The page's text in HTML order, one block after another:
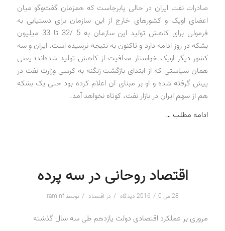
صادرات نفت ایران در حالی پابرجاست که همزمان گفت‌وگو میان
اعضای اوپک و کشورهای خارج از این سازمان برای دستیابی به
فرمولی برای کاهش تولید این سازمان به 5 /32 تا 33 میلیون
بشکه در روز ادامه دارد و تاکنون به نتیجه نرسیده است. ایران و سه
کشور دیگر اوپک خواستار معافیت از کاهش تولید شده‌اند؛ یعنی
همان سیاستی که از ابتدای بازگشت زنگنه به کرسی وزارت نفت در
پیش گرفته شده و او بر مبنای آن اعلام کرده بود حتی یک بشکه
هم از سهم ایران در بازار نفت، کوتاه نخواهد آمد.
ادامه مطلب …
اقتصاد روحانی در سه پرده
28 می 2016 / 0 دیدگاه / در اقتصاد / توسطraminf
مروری بر عملکرد اقتصادی دولت یازدهم طی سه سال گذشته